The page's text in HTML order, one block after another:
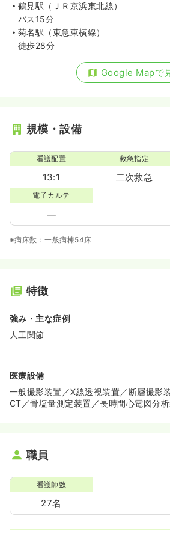
鶴見駅（ＪＲ京浜東北線）
バス15分
菊名駅（東急東横線）
徒歩28分
Google Mapで
規模・設備
看護配置
13:1
救急指定
二次救急
電子カルテ
※病床数：一般病棟54床
特徴
強み・主な症例
人工関節
医療設備
一般撮影装置／X線透視装置／断層撮影
CT／骨塩量測定装置／長時間心電図分
職員
看護師数
27名